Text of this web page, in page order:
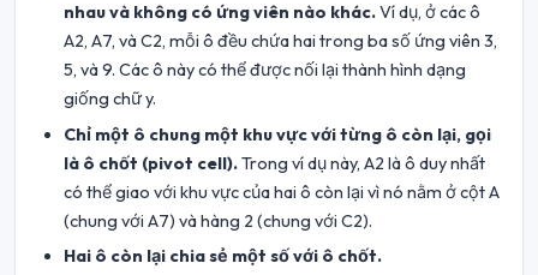
nhau và không có ứng viên nào khác.Ví dụ, ở các ô
A2, A7, và C2, mỗi ô đều chứa hai trong ba số ứng viên 3,
5, và 9. Các ô này có thể được nối lại thành hình dạng
giống chữ y.
Chỉ một ô chung một khu vực với từng ô còn lại, gọi
là ô chốt (pivot cell).Trong ví dụ này, A2 là ô duy nhất
có thể giao với khu vực của hai ô còn lại vì nó nằm ở cột A
(chung với A7) và hàng 2 (chung với C2).
Hai ô còn lại chia sẻ một số với ô chốt.